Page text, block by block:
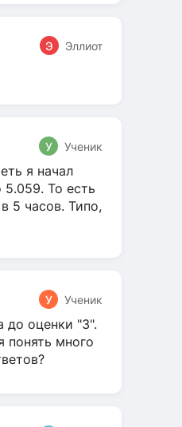
Э Эллиот
У Ученик
я начал
То есть
5 часов. Типо,
У Ученик
до оценки "3".
понять много